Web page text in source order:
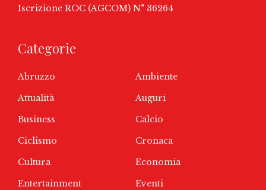
Iscrizione ROC (AGCOM) N° 36264
Categorie
Abruzzo
Ambiente
Attualità
Auguri
Business
Calcio
Ciclismo
Cronaca
Cultura
Economia
Entertainment
Eventi